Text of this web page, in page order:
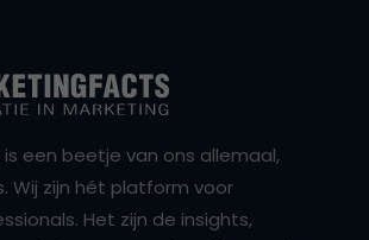
een beetje van ons allemaal,
Wij zijn hét platform voor
Het zijn de insights,